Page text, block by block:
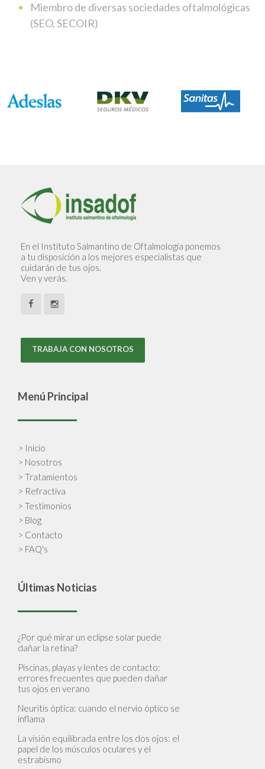
Miembro de diversas sociedades oftalmológicas
(SEO, SECOIR)
En el Instituto Salmantino de Oftalmología ponemos
a tu disposición a los mejores especialistas que
cuidarán de tus ojos.
Ven y verás.
TRABAJA CON NOSOTROS
Menú Principal
> Inicio
> Nosotros
> Tratamientos
> Refractiva
> Testimonios
> Blog
> Contacto
> FAQ's
Últimas Noticias
¿Por qué mirar un eclipse solar puede
dañar la retina?
Piscinas, playas y lentes de contacto:
errores frecuentes que pueden dañar
tus ojos en verano
Neuritis óptica: cuando el nervio óptico se
inflama
La visión equilibrada entre los dos ojos: el
papel de los músculos oculares y el
estrabismo